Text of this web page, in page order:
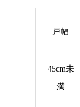
戸幅
45cm未
満